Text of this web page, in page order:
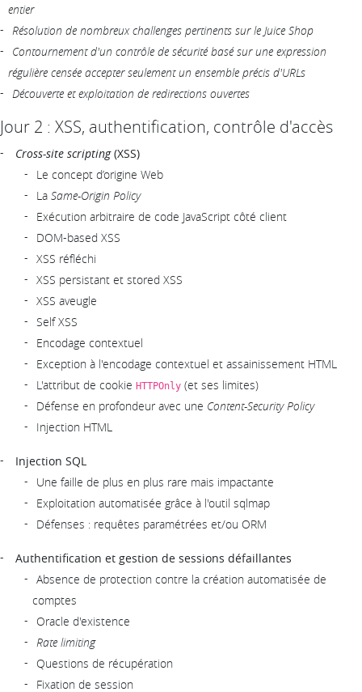
entier
Résolution de nombreux challenges pertinents sur le Juice Shop
Contournement d'un contrôle de sécurité basé sur une expression
régulière censée accepter seulement un ensemble précis d'URLs
Découverte et exploitation de redirections ouvertes
Jour 2 : XSS, authentification, contrôle d'accès
Cross-site scripting(XSS)
Le concept d’origine Web
La Same-Origin Policy
Exécution arbitraire de code JavaScript côté client
DOM-based XSS
XSS réfléchi
XSS persistant et stored XSS
XSS aveugle
Self XSS
Encodage contextuel
Exception à l'encodage contextuel et assainissement HTML
L'attribut de cookie HTTPOnly (et ses limites)
Défense en profondeur avec une Content-Security Policy
Injection HTML
Injection SQL
Une faille de plus en plus rare mais impactante
Exploitation automatisée grâce à l'outil sqlmap
Défenses : requêtes paramétrées et/ou ORM
Authentification et gestion de sessions défaillantes
Absence de protection contre la création automatisée de
comptes
Oracle d'existence
Rate limiting
Questions de récupération
Fixation de session